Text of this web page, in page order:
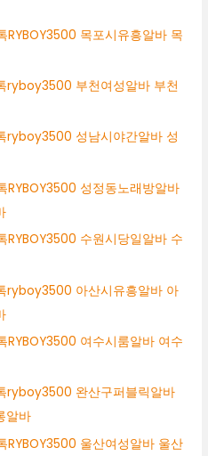
목포시유흥알바 목
ryboy3500 부천여성알바 부천
ryboy3500 성남시야간알바 성
성정동노래방알바
수원시당일알바 수
ryboy3500 아산시유흥알바 아
여수시룸알바 여수
ryboy3500 완산구퍼블릭알바
알바
울산여성알바 울산